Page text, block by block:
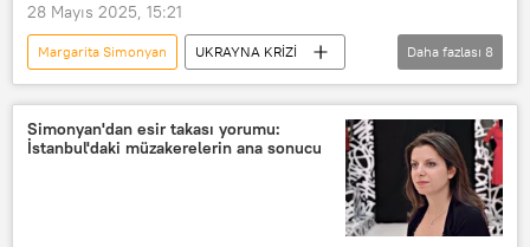
28 Mayıs 2025, 15:21
Margarita Simonyan
UKRAYNA KRİZİ
ABD
Friedrich Merz
Tammy Bruce
Moskova
Berlin
ABD
Almanya
Daha fazlası 8
Simonyan'dan esir takası yorumu:
İstanbul'daki müzakerelerin ana sonucu